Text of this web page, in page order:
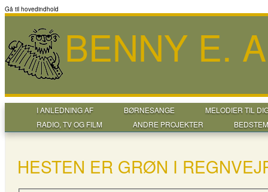
Gå til hovedindhold
BENNY E.
I ANLEDNING AF BØRNESANGE
MELODIER TIL
RADIO, TV OG FILM
ANDRE PROJEKTER
HESTEN ER GRØN I